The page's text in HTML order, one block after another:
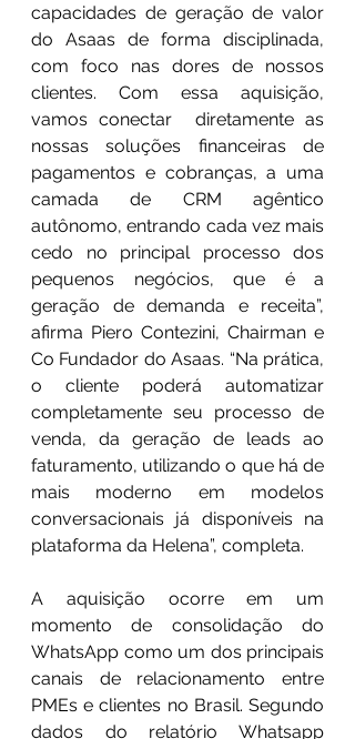
capacidades de geração de valor
do Asaas de forma disciplinada,
com foco nas dores de nossos
clientes. Com essa aquisição,
vamos conectar  diretamente as
nossas soluções financeiras de
pagamentos e cobranças, a uma
camada de CRM agêntico
autônomo, entrando cada vez mais
cedo no principal processo dos
pequenos negócios, que é a
geração de demanda e receita”,
afirma Piero Contezini, Chairman e
Co Fundador do Asaas. “Na prática,
o cliente poderá automatizar
completamente seu processo de
venda, da geração de leads ao
faturamento, utilizando o que há de
mais moderno em modelos
conversacionais já disponíveis na
plataforma da Helena”, completa.
A aquisição ocorre em um
momento de consolidação do
WhatsApp como um dos principais
canais de relacionamento entre
PMEs e clientes no Brasil. Segundo
dados do relatório Whatsapp